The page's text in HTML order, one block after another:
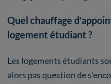
Quel chauffage
logement étudiant ?
Les logements étudiants
alors pas question de